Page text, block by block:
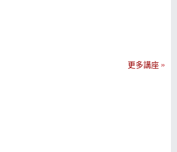
更多講座